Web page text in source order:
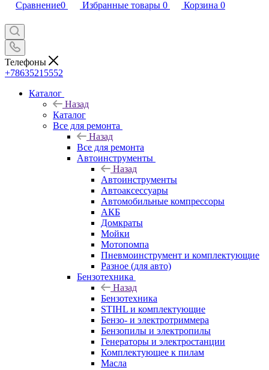
Сравнение0 Избранные товары 0 Корзина 0
Телефоны
+78635215552
Каталог
Назад
Каталог
Все для ремонта
Назад
Все для ремонта
Автоинструменты
Назад
Автоинструменты
Автоаксессуары
Автомобильные компрессоры
АКБ
Домкраты
Мойки
Мотопомпа
Пневмоинструмент и комплектующие
Разное (для авто)
Бензотехника
Назад
Бензотехника
STIHL и комплектующие
Бензо- и электротриммера
Бензопилы и электропилы
Генераторы и электростанции
Комплектующее к пилам
Масла